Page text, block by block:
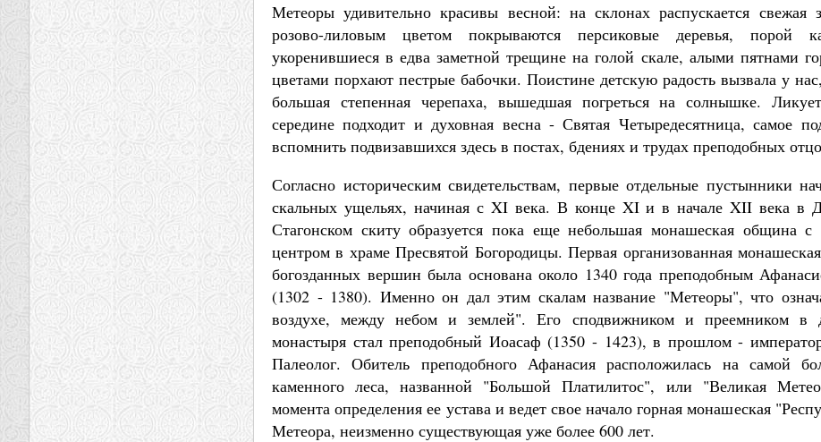
Метеоры удивительно красивы весной: на склонах распускается свежая
розово-лиловым цветом покрываются персиковые деревья, порой
укоренившиеся в едва заметной трещине на голой скале, алыми пятнами
цветами порхают пестрые бабочки. Поистине детскую радость вызвала у
большая степенная черепаха, вышедшая погреться на солнышке.
середине подходит и духовная весна - Святая Четыредесятница, самое
вспомнить подвизавшихся здесь в постах, бдениях и трудах преподобных
Согласно историческим свидетельствам, первые отдельные пустынники
скальных ущельях, начиная с XI века. В конце XI и в начале XII века в
Стагонском скиту образуется пока еще небольшая монашеская община с
центром в храме Пресвятой Богородицы. Первая организованная
богозданных вершин была основана около 1340 года преподобным
(1302 - 1380). Именно он дал этим скалам название "Метеоры", что
воздухе, между небом и землей". Его сподвижником и преемником в
монастыря стал преподобный Иоасаф (1350 - 1423), в прошлом -
Палеолог. Обитель преподобного Афанасия расположилась на самой
каменного леса, названной "Большой Платилитос", или "Великая
момента определения ее устава и ведет свое начало горная монашеская
Метеора, неизменно существующая уже более 600 лет.